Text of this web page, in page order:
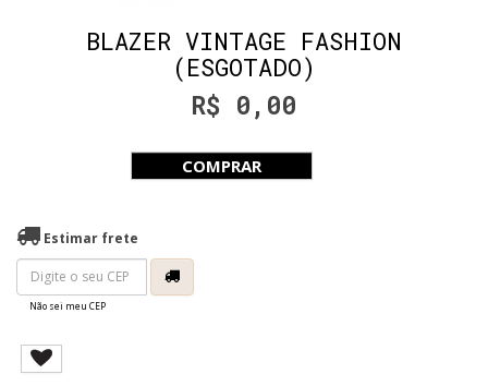
BLAZER VINTAGE FASHION
(ESGOTADO)
R$ 0,00
COMPRAR
Estimar frete
Não sei meu CEP